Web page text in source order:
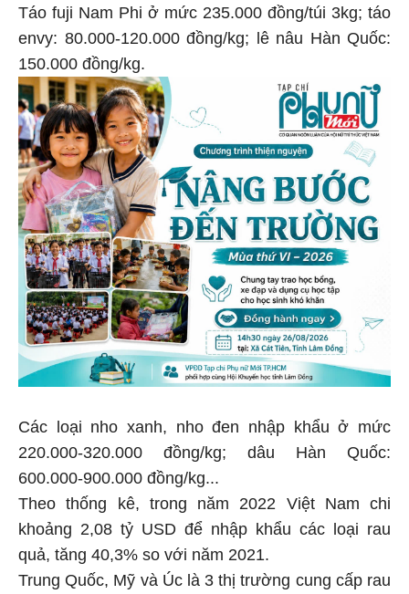
Táo fuji Nam Phi ở mức 235.000 đồng/túi 3kg; táo
envy: 80.000-120.000 đồng/kg; lê nâu Hàn Quốc:
150.000 đồng/kg.
Các loại nho xanh, nho đen nhập khẩu ở mức
220.000-320.000 đồng/kg; dâu Hàn Quốc:
600.000-900.000 đồng/kg...
Theo thống kê, trong năm 2022 Việt Nam chi
khoảng 2,08 tỷ USD để nhập khẩu các loại rau
quả, tăng 40,3% so với năm 2021.
Trung Quốc, Mỹ và Úc là 3 thị trường cung cấp rau